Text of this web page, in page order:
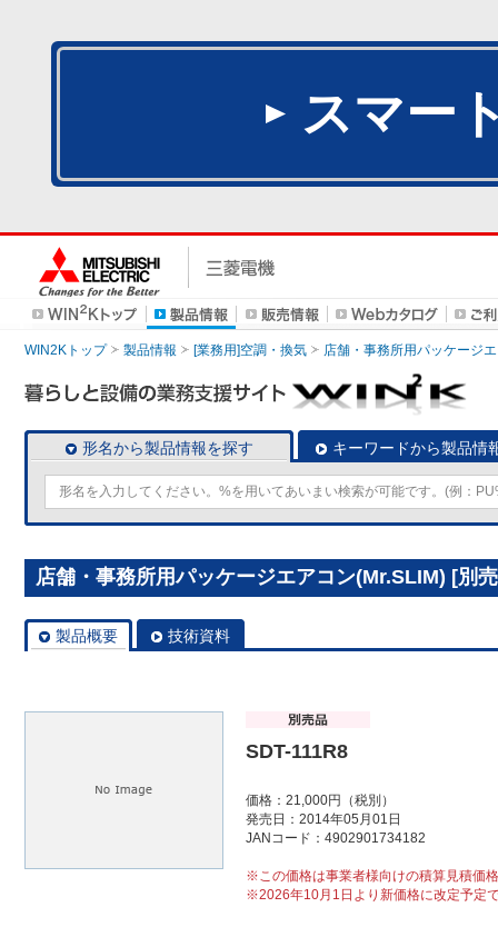
スマー
WIN2Kトップ 製品情報 [業務用]空調・換気 店舗・事務所用パッケージ
形名から製品情報を探す キーワードから製品情
店舗・事務所用パッケージエアコン(Mr.SLIM) [別
製品概要 技術資料
SDT-111R8
価格：21,000円（税別）
発売日：2014年05月01日
JANコード：4902901734182
※この価格は事業者様向けの積算見積価
※2026年10月1日より新価格に改定予定